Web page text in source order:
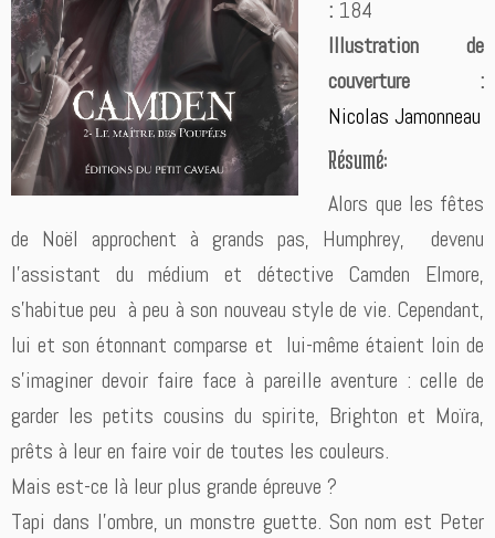
: 184
Illustration de
couverture :
Nicolas Jamonneau
Résumé:
Alors que les fêtes
de Noël approchent à grands pas, Humphrey, devenu
l’assistant du médium et détective Camden Elmore,
s’habitue peu à peu à son nouveau style de vie. Cependant,
lui et son étonnant comparse et lui-même étaient loin de
s’imaginer devoir faire face à pareille aventure : celle de
garder les petits cousins du spirite, Brighton et Moïra,
prêts à leur en faire voir de toutes les couleurs.
Mais est-ce là leur plus grande épreuve ?
Tapi dans l’ombre, un monstre guette. Son nom est Peter